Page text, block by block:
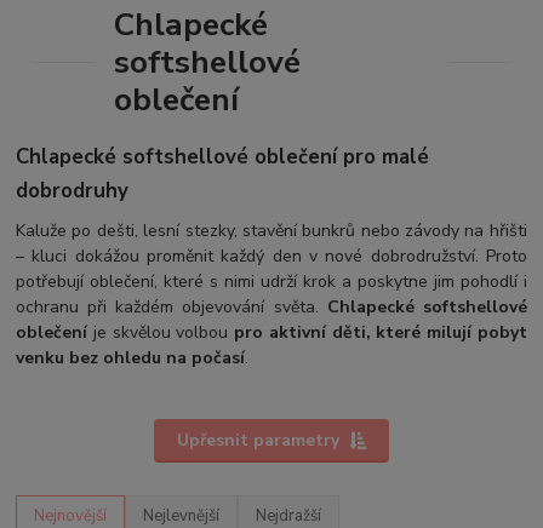
Chlapecké
softshellové
oblečení
Chlapecké softshellové oblečení pro malé
dobrodruhy
Kaluže po dešti, lesní stezky, stavění bunkrů nebo závody na hřišti
– kluci dokážou proměnit každý den v nové dobrodružství. Proto
potřebují oblečení, které s nimi udrží krok a poskytne jim pohodlí i
ochranu při každém objevování světa. Chlapecké softshellové
oblečení je skvělou volbou pro aktivní děti, které milují pobyt
venku bez ohledu na počasí.
Upřesnit parametry
Nejnovější Nejlevnější Nejdražší